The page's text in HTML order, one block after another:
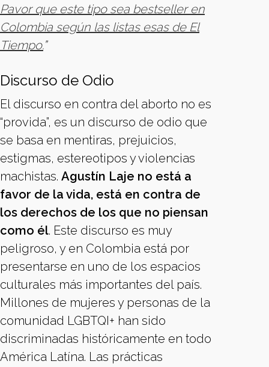
Pavor que este tipo sea bestseller en
Colombia según las listas esas de El
Tiempo.”
Discurso de Odio
El discurso en contra del aborto no es
“provida”, es un discurso de odio que
se basa en mentiras, prejuicios,
estigmas, estereotipos y violencias
machistas. Agustín Laje no está a
favor de la vida, está en contra de
los derechos de los que no piensan
como él. Este discurso es muy
peligroso, y en Colombia está por
presentarse en uno de los espacios
culturales más importantes del país.
Millones de mujeres y personas de la
comunidad LGBTQI+ han sido
discriminadas históricamente en todo
América Latína. Las prácticas